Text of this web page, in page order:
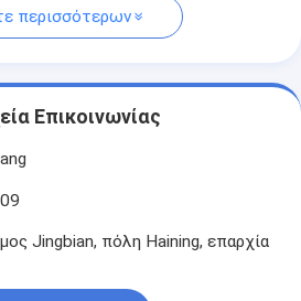
περισσότερων
Επικοινωνίας
Jingbian, πόλη Haining, επαρχία